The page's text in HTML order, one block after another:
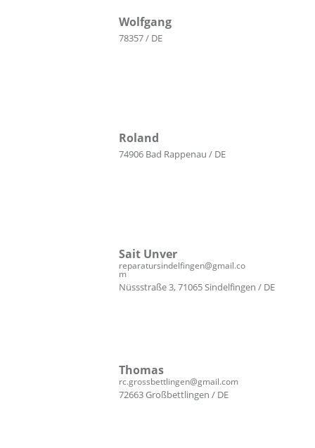
Wolfgang
78357 / DE
Roland
74906 Bad Rappenau / DE
Sait Unver
reparatursindelfingen@gmail.co
m
Nüssstraße 3, 71065 Sindelfingen / DE
Thomas
rc.grossbettlingen@gmail.com
72663 Großbettlingen / DE